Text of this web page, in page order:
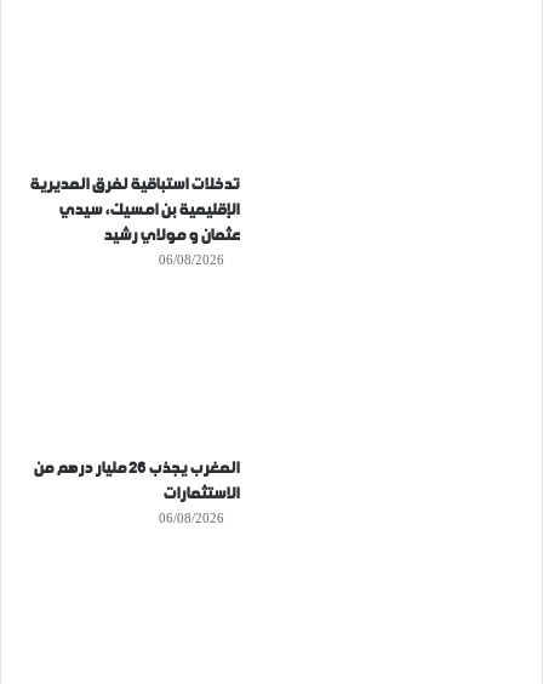
تدخلات استباقية لفرق المديرية
الإقليمية بن امسيك، سيدي
عثمان و مولاي رشيد
06/08/2026
المغرب يجذب 26 مليار درهم من
الاستثمارات
06/08/2026